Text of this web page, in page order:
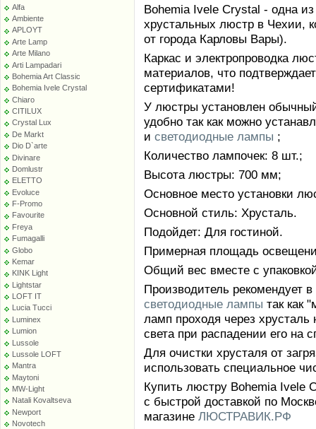
Alfa
Ambiente
APLOYT
Arte Lamp
Arte Milano
Arti Lampadari
Bohemia Art Classic
Bohemia Ivele Crystal
Chiaro
CITILUX
Crystal Lux
De Markt
Dio D`arte
Divinare
Domlustr
ELETTO
Evoluce
F-Promo
Favourite
Freya
Fumagalli
Globo
Kemar
KINK Light
Lightstar
LOFT IT
Lucia Tucci
Luminex
Lumion
Lussole
Lussole LOFT
Mantra
Maytoni
MW-Light
Natali Kovaltseva
Newport
Novotech
Bohemia Ivele Crystal - одна
хрустальных люстр в Чехии,
от города Карловы Вары).
Каркас и электропроводка
материалов, что
сертификатами!
У люстры установлен
удобно так как можно
и светодиодные лампы ;
Количество лампочек: 8 шт.;
Высота люстры: 700 мм;
Основное место установки
Основной стиль: Хрусталь.
Подойдет: Для гостиной.
Примерная площадь
Общий вес вместе с
Производитель рекомендует
светодиодные лампы так как
ламп проходя через хрусталь
света при распадении его на
Для очистки хрусталя от
использовать специальное
Купить люстру Bohemia Ivele
с быстрой доставкой по
магазине ЛЮСТРАВИК.РФ